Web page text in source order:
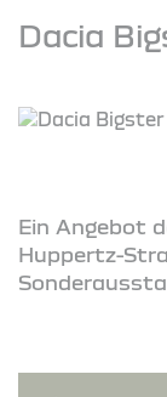
Dacia
Ein Angebot
Huppertz-